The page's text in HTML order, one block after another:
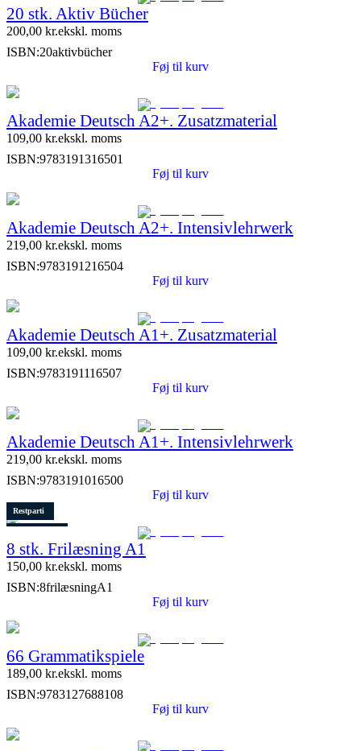
20 stk. Aktiv Bücher
200,00 kr.ekskl. moms
ISBN:20aktivbücher
Føj til kurv
Akademie Deutsch A2+. Zusatzmaterial
109,00 kr.ekskl. moms
ISBN:9783191316501
Føj til kurv
Akademie Deutsch A2+. Intensivlehrwerk
219,00 kr.ekskl. moms
ISBN:9783191216504
Føj til kurv
Akademie Deutsch A1+. Zusatzmaterial
109,00 kr.ekskl. moms
ISBN:9783191116507
Føj til kurv
Akademie Deutsch A1+. Intensivlehrwerk
219,00 kr.ekskl. moms
ISBN:9783191016500
Føj til kurv
Restparti
8 stk. Frilæsning A1
150,00 kr.ekskl. moms
ISBN:8frilæsningA1
Føj til kurv
66 Grammatikspiele
189,00 kr.ekskl. moms
ISBN:9783127688108
Føj til kurv